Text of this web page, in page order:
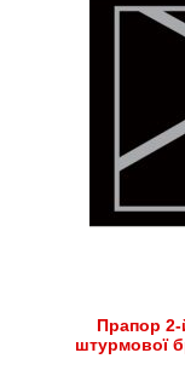
Прапор 2-
штурмової